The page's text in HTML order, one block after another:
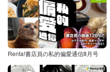
Renta!書店員の私的偏愛通信8月号